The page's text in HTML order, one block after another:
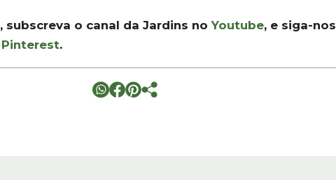
, subscreva o canal da Jardins noYoutube, e siga-nos
Pinterest.